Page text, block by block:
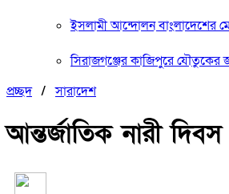
ইসলামী আন্দোলন বাংলাদেশের
সিরাজগঞ্জের কাজিপুরে যৌতুকের
প্রচ্ছদ/সারাদেশ
আন্তর্জাতিক নারী